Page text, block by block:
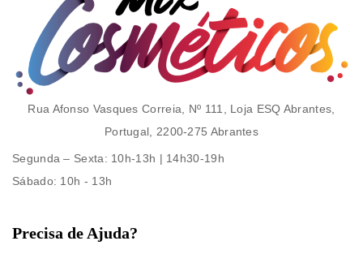
Rua Afonso Vasques Correia, Nº 111, Loja ESQ Abrantes,
Portugal, 2200-275 Abrantes
Segunda – Sexta: 10h-13h | 14h30-19h
Sábado: 10h - 13h
Precisa de Ajuda?